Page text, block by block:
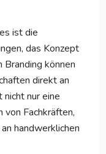
ist die
das Konzept
Branding können
direkt an
nur eine
von Fachkräften,
handwerklichen